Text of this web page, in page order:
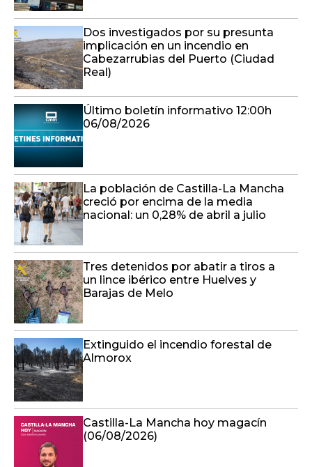
Dos investigados por su presunta
implicación en un incendio en
Cabezarrubias del Puerto (Ciudad
Real)
Último boletín informativo 12:00h
06/08/2026
La población de Castilla-La Mancha
creció por encima de la media
nacional: un 0,28% de abril a julio
Tres detenidos por abatir a tiros a
un lince ibérico entre Huelves y
Barajas de Melo
Extinguido el incendio forestal de
Almorox
Castilla-La Mancha hoy magacín
(06/08/2026)